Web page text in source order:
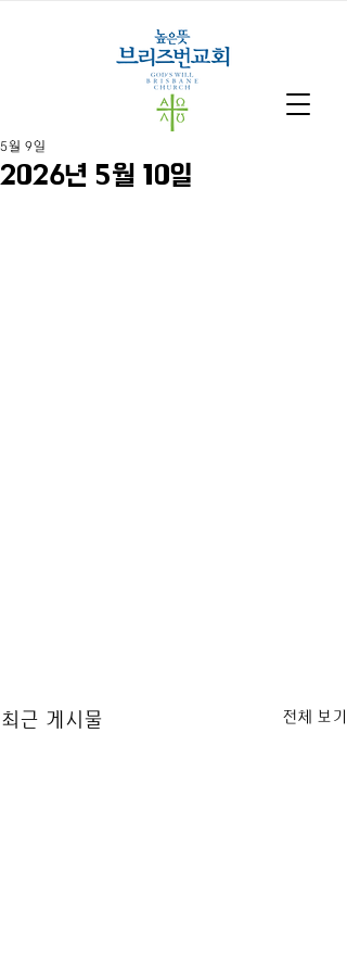
2026년 5월 10일
5월 9일
최근 게시물 전체 보기